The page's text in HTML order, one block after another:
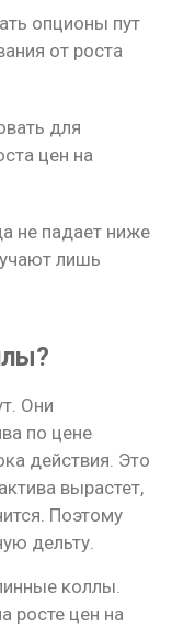
опционы пут
от роста
для
цен на
не падает ниже
лишь
Они
по цене
действия. Это
вырастет,
Поэтому
дельту.
коллы.
росте цен на